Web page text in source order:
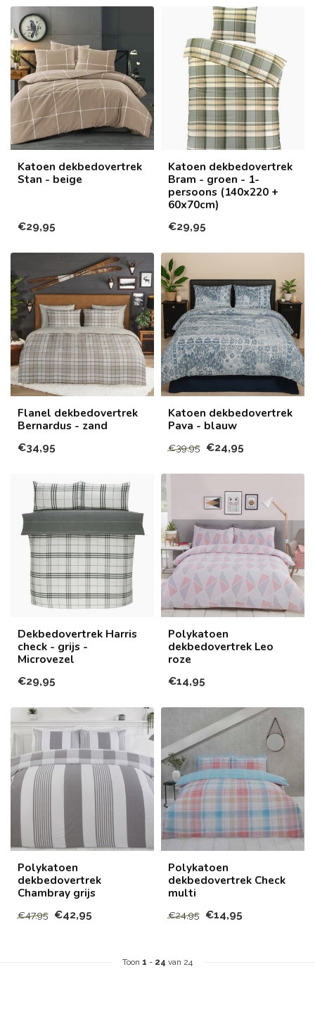
Katoen dekbedovertrek
Stan - beige
€29,95
Katoen dekbedovertrek
Bram - groen - 1-
persoons (140x220 +
60x70cm)
€29,95
Flanel dekbedovertrek
Bernardus - zand
€34,95
Katoen dekbedovertrek
Pava - blauw
€39,95 €24,95
Dekbedovertrek Harris
check - grijs -
Microvezel
€29,95
Polykatoen
dekbedovertrek Leo
roze
€14,95
Polykatoen
dekbedovertrek
Chambray grijs
€47,95 €42,95
Polykatoen
dekbedovertrek Check
multi
€24,95 €14,95
Toon 1 - 24 van 24